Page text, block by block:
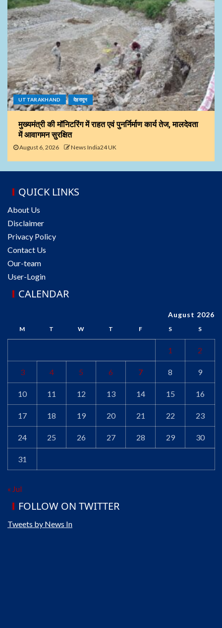
UTTARAKHAND देहरादून
मुख्यमंत्री की मॉनिटरिंग में राहत एवं पुनर्निर्माण कार्य तेज, मालदेवता
में आवागमन सुरक्षित
August 6, 2026 News India24 UK
QUICK LINKS
About Us
Disclaimer
Privacy Policy
Contact Us
Our-team
User-Login
CALENDAR
August 2026
M T W T F S S
1 2
3 4 5 6 7 8 9
10 11 12 13 14 15 16
17 18 19 20 21 22 23
24 25 26 27 28 29 30
31
« Jul
FOLLOW ON TWITTER
Tweets by News In